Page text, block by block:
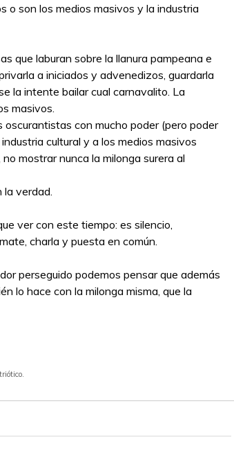
o son los medios masivos y la industria
que laburan sobre la llanura pampeana e
a iniciados y advenedizos, guardarla
la intente bailar cual carnavalito. La
masivos.
con mucho poder (pero poder
cultural y a los medios masivos
mostrar nunca la milonga surera al
verdad.
ver con este tiempo: es silencio,
charla y puesta en común.
perseguido podemos pensar que además
lo hace con la milonga misma, que la